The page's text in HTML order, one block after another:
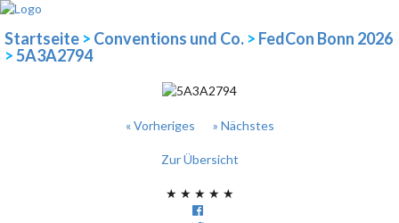
Startseite > Conventions und Co. > FedCon Bonn 2026
>5A3A2794
« Vorheriges » Nächstes
Zur Übersicht
★ ★ ★ ★ ★